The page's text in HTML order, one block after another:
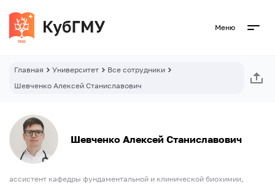
Меню
Главная Университет
Все сотрудники
Шевченко Алексей Станиславович
Шевченко Алексей Станиславович
ассистент кафедры фундаментальной и клинической биохимии,